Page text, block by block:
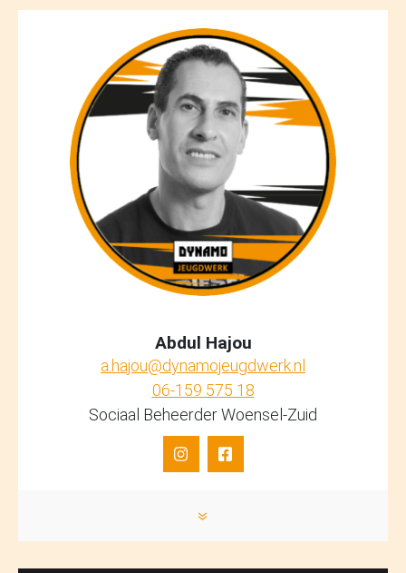
Abdul Hajou
a.hajou@dynamojeugdwerk.nl
06-159 575 18
Sociaal Beheerder Woensel-Zuid
»